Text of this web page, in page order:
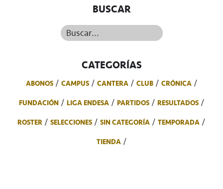
BUSCAR
Buscar...
CATEGORÍAS
ABONOS CAMPUS CANTERA CLUB
CRÓNICA
FUNDACIÓN
LIGA ENDESA PARTIDOS
RESULTADOS
ROSTER
SELECCIONES SIN CATEGORÍA
TEMPORADA
TIENDA